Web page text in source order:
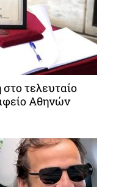
τελευταίο
Αθηνών